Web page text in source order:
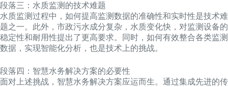
段落三：水质监测的技术难题
水质监测过程中，如何提高监测数据的准确性和实时性是技术难
题之一。此外，市政污水成分复杂，水质变化快，对监测设备的
稳定性和耐用性提出了更高要求。同时，如何有效整合各类监测
数据，实现智能化分析，也是技术上的挑战。
段落四：智慧水务解决方案的必要性
面对上述挑战，智慧水务解决方案应运而生。通过集成先进的传